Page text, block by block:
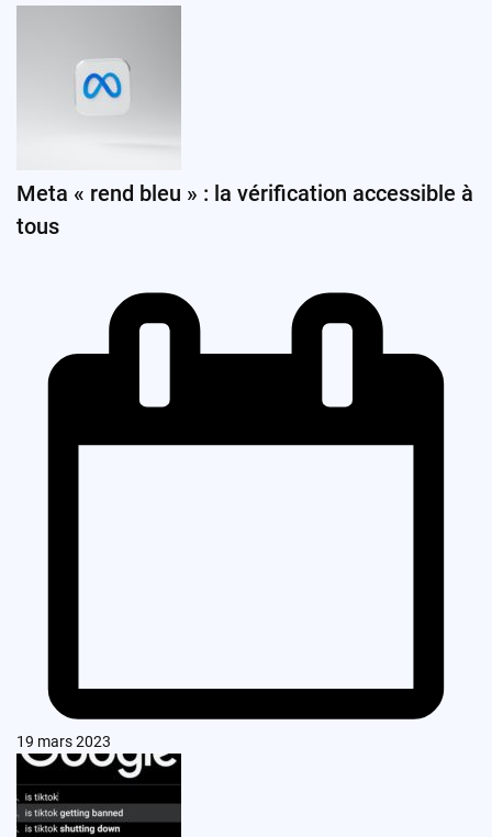
Meta « rend bleu » : la vérification accessible à
tous
19 mars 2023